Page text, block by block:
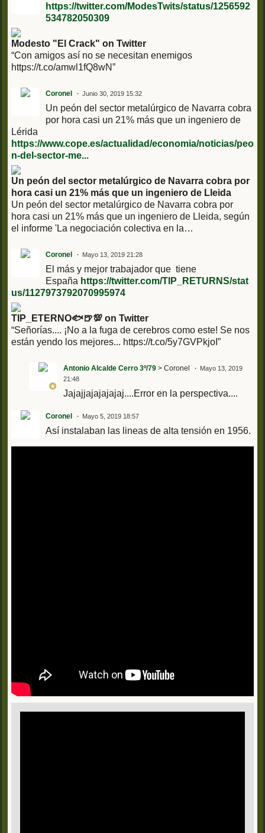
https://twitter.com/ModesTwits/status/1256592
534782050309
Modesto "El Crack" on Twitter
“Con amigos así no se necesitan enemigos
https://t.co/amwl1fQ8wN”
Coronel Junio 30, 2019 15:32
Un peón del sector metalúrgico de Navarra cobra
por hora casi un 21% más que un ingeniero de
Lérida
https://www.cope.es/actualidad/economia/noticias/peo
n-del-sector-me...
Un peón del sector metalúrgico de Navarra cobra por
hora casi un 21% más que un ingeniero de Lleida
Un peón del sector metalúrgico de Navarra cobra por
hora casi un 21% más que un ingeniero de Lleida, según
el informe 'La negociación colectiva en la…
Coronel Mayo 13, 2019 21:28
El más y mejor trabajador que tiene
España https://twitter.com/TIP_RETURNS/stat
us/1127973792070995974
TIP_ETERNO🐟🍺💯 on Twitter
“Señorías.... ¡No a la fuga de cerebros como este! Se nos
están yendo los mejores... https://t.co/5y7GVPkjoI”
Antonio Alcalde Cerro 3º/79 > Coronel
Mayo 13, 2019
21:48
Jajajjajajajajaj....Error en la perspectiva....
Coronel Mayo 5, 2019 18:57
Así instalaban las lineas de alta tensión en 1956.